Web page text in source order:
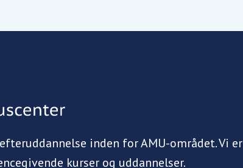
inden for AMU-området. Vi er
kurser og uddannelser.